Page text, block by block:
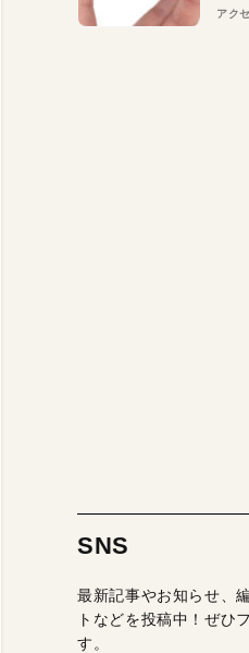
対策
アク
SNS
最新記事やお知らせ、
トなどを投稿中！ぜひ
す。